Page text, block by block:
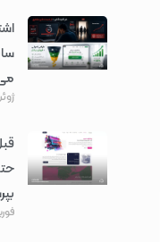
ژوئن 15,
فوریه